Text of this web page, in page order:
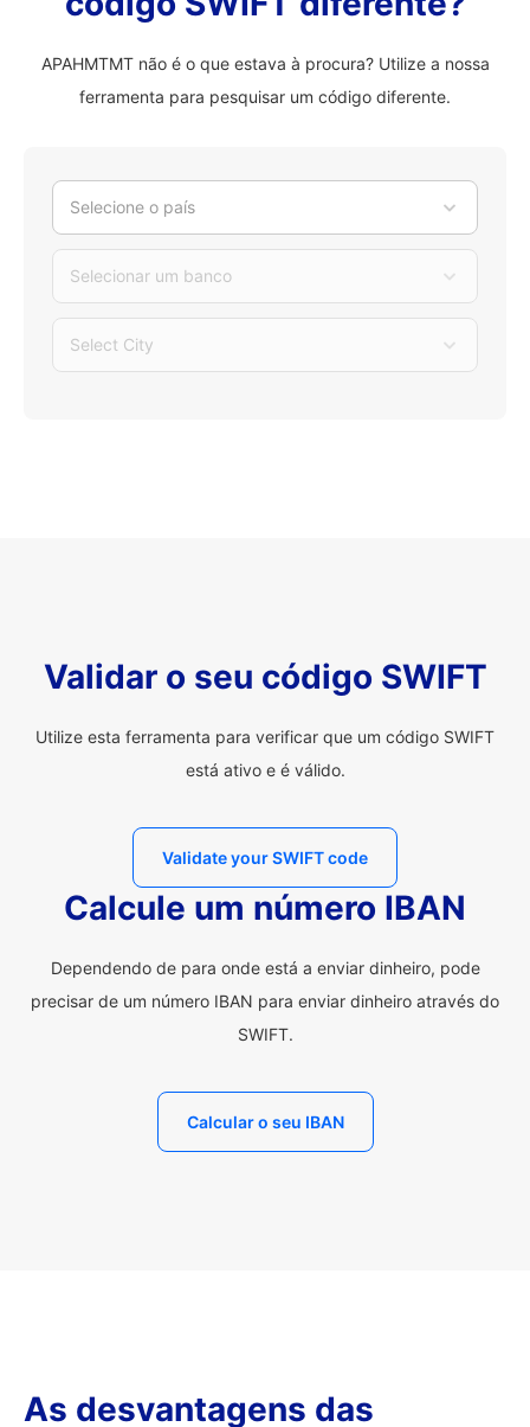
APAHMTMT não é o que estava à procura? Utilize a nossa
ferramenta para pesquisar um código diferente.
Selecione o país
Selecionar um banco
Select City
Validar o seu código SWIFT
Utilize esta ferramenta para verificar que um código SWIFT
está ativo e é válido.
Validate your SWIFT code
Calcule um número IBAN
Dependendo de para onde está a enviar dinheiro, pode
precisar de um número IBAN para enviar dinheiro através do
SWIFT.
Calcular o seu IBAN
As desvantagens das